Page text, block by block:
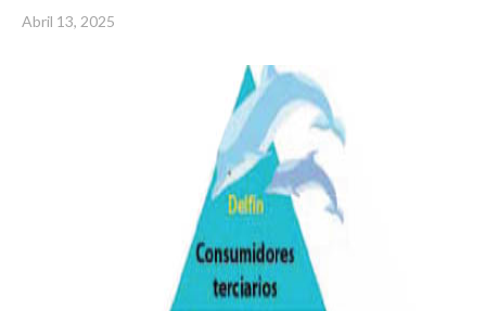
Abril 13, 2025